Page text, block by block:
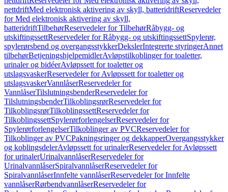
nettdriftMed elektronisk aktivering av skyll, batteridriftReservedeler
for Med elektronisk aktivering av skyll,
batteridriftTilbehørReservedeler for TilbehørRåbygg- og
utskiftingssettReservedeler for Råbygg- og utskiftingssettSpylerør,
spylerørsbend og overgangsstykkerDekslerIntegrerte styringerAnnet
tilbehørBetjeningshjelpemidlerAvløpstilkoblinger for toaletter,
urinaler og bidéerAvløpssett for toaletter og
utslagsvaskerReservedeler for Avløpssett for toaletter og
utslagsvaskerVannlåserReservedeler for
VannlåserTilslutningsbenderReservedeler for
TilslutningsbenderTilkoblingsrørReservedeler for
TilkoblingsrørTilkoblingssettReservedeler for
TilkoblingssettSpylerørforlengelserReservedeler for
SpylerørforlengelserTilkoblinger av PVCReservedeler for
Tilkoblinger av PVCPakningsringer og dekkapperOvergangsstykker
og koblingsdelerAvløpssett for urinalerReservedeler for Avløpssett
for urinalerUrinalvannlåserReservedeler for
UrinalvannlåserSpiralvannlåserReservedeler for
SpiralvannlåserInnfelte vannlåserReservedeler for Innfelte
vannlåserRørbendvannlåserReservedeler for